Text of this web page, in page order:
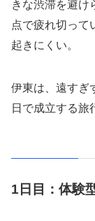
きな渋滞を避け
点で疲れ切って
起きにくい。
伊東は、遠すぎ
日で成立する旅
1日目：体験